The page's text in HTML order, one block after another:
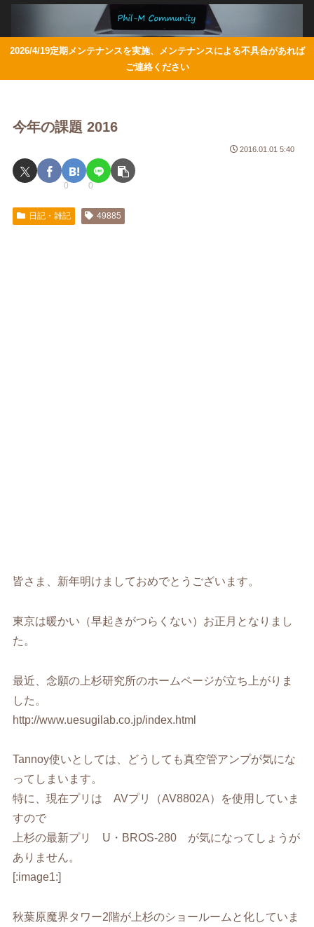
2026/4/19定期メンテナンスを実施、メンテナンスによる不具合があれば
ご連絡ください
今年の課題 2016
2016.01.01 5:40
0 0
日記・雑記 49885
皆さま、新年明けましておめでとうございます。
東京は暖かい（早起きがつらくない）お正月となりまし
た。
最近、念願の上杉研究所のホームページが立ち上がりま
した。
http://www.uesugilab.co.jp/index.html
Tannoy使いとしては、どうしても真空管アンプが気にな
ってしまいます。
特に、現在プリは AVプリ（AV8802A）を使用していま
すので
上杉の最新プリ U・BROS-280 が気になってしょうが
ありません。
[:image1:]
秋葉原魔界タワー2階が上杉のショールームと化していま